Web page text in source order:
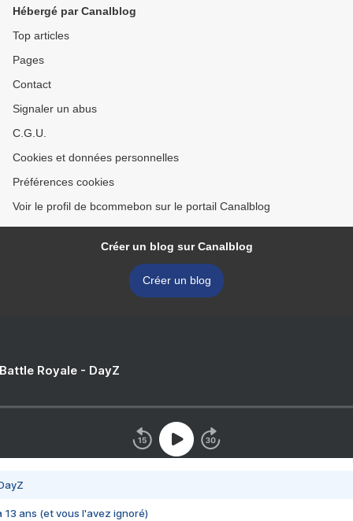
Hébergé par Canalblog
Top articles
Pages
Contact
Signaler un abus
C.G.U.
Cookies et données personnelles
Préférences cookies
Voir le profil de bcommebon sur le portail Canalblog
Créer un blog sur Canalblog
Créer un blog
Royale - DayZ
13 ans (et vous l'avez ignoré)